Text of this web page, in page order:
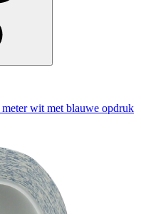
wit met blauwe opdruk